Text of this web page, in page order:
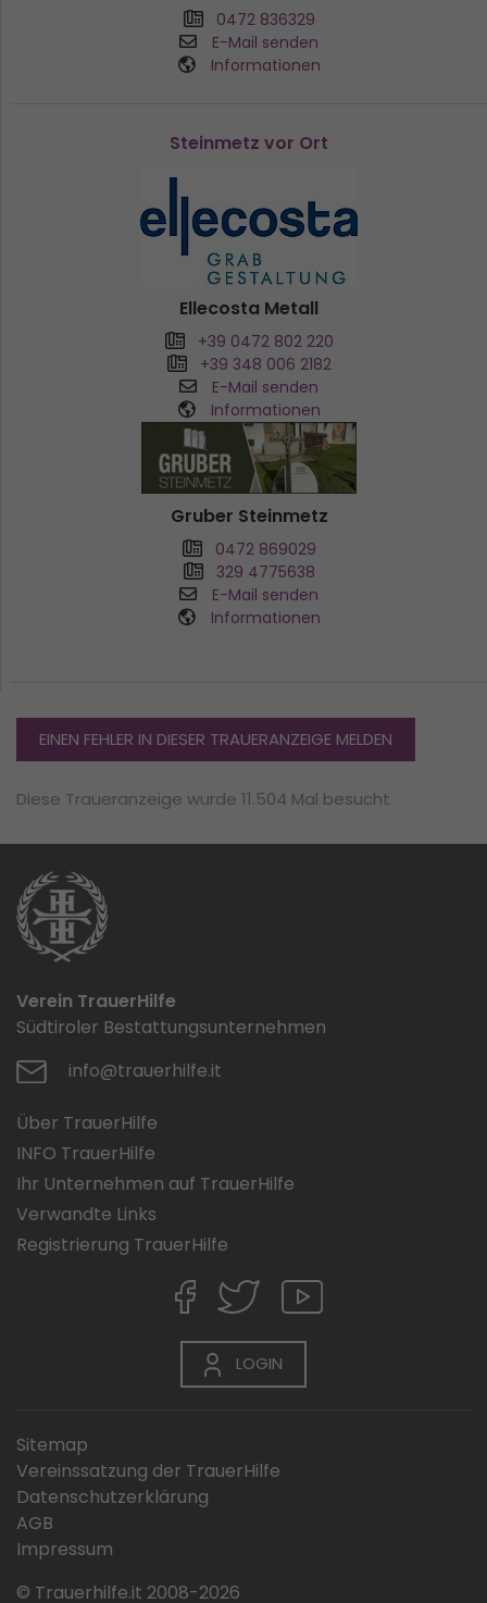
0472 836329
E-Mail senden
Informationen
Steinmetz vor Ort
Ellecosta Metall
+39 0472 802 220
+39 348 006 2182
E-Mail senden
Informationen
Gruber Steinmetz
0472 869029
329 4775638
E-Mail senden
Informationen
EINEN FEHLER IN DIESER TRAUERANZEIGE MELDEN
Diese Traueranzeige wurde 11.504 Mal besucht
Verein TrauerHilfe
Südtiroler Bestattungsunternehmen
info@trauerhilfe.it
Über TrauerHilfe
INFO TrauerHilfe
Ihr Unternehmen auf TrauerHilfe
Verwandte Links
Registrierung TrauerHilfe
LOGIN
Sitemap
Vereinssatzung der TrauerHilfe
Datenschutzerklärung
AGB
Impressum
© Trauerhilfe.it 2008-2026